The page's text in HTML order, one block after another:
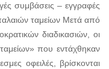
συμβάσεις – εγγραφές
ταμείων Μετά από
διαδικασιών, οι
που εντάχθηκαν
οφειλές, βρίσκονται